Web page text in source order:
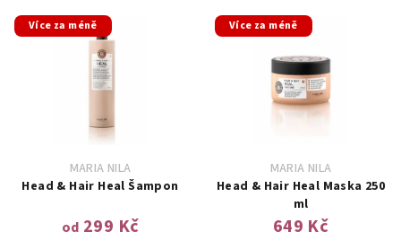
Více za méně
MARIA NILA
Head & Hair Heal Šampon
od 299 Kč
Více za méně
MARIA NILA
Head & Hair Heal Maska 250
ml
649 Kč